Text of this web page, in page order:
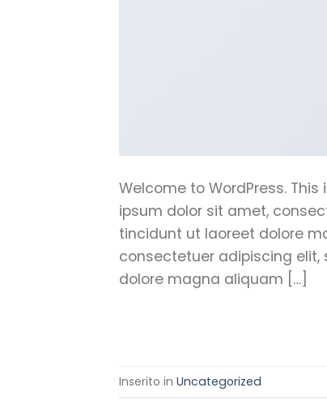
Welcome to WordPress.
ipsum dolor sit amet,
tincidunt ut laoreet dolore
consectetuer adipiscing
dolore magna aliquam […]
Inserito in Uncategorized